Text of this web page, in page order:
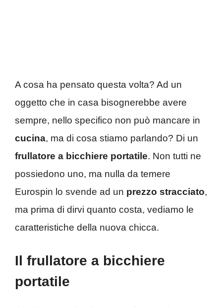
A cosa ha pensato questa volta? Ad un
oggetto che in casa bisognerebbe avere
sempre, nello specifico non può mancare in
cucina, ma di cosa stiamo parlando? Di un
frullatore a bicchiere portatile. Non tutti ne
possiedono uno, ma nulla da temere
Eurospin lo svende ad un prezzo stracciato,
ma prima di dirvi quanto costa, vediamo le
caratteristiche della nuova chicca.
Il frullatore a bicchiere
portatile